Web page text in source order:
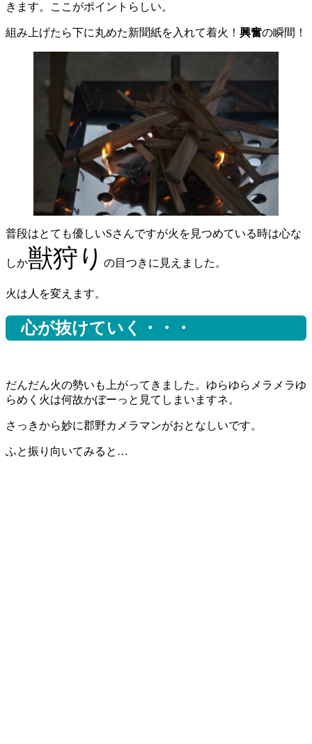
きます。ここがポイントらしい。
組み上げたら下に丸めた新聞紙を入れて着火！ 興奮の瞬間！
普段はとても優しいSさんですが火を見つめている時は心な
しか獣狩り の目つきに見えました。
火は人を変えます。
心が抜けていく・・・
だんだん火の勢いも上がってきました。ゆらゆらメラメラゆ
らめく火は何故かぼーっと見てしまいますネ。
さっきから妙に郡野カメラマンがおとなしいです。
ふと振り向いてみると…